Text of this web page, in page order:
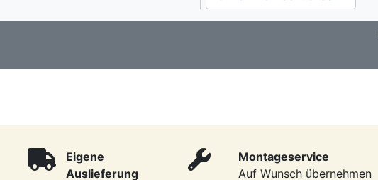
Eigene
Auslieferung
Montageservice
Auf Wunsch übernehmen